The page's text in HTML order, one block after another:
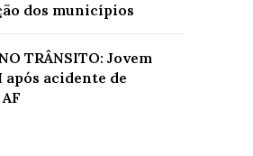
dos municípios
TRÂNSITO: Jovem
após acidente de